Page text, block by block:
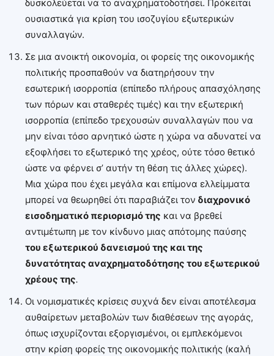
δυσκολεύεται να το αναχρηματοδοτήσει. Πρόκειται
ουσιαστικά για κρίση του ισοζυγίου εξωτερικών
συναλλαγών.
Σε μια ανοικτή οικονομία, οι φορείς της οικονομικής
πολιτικής προσπαθούν να διατηρήσουν την
εσωτερική ισορροπία (επίπεδο πλήρους απασχόλησης
των πόρων και σταθερές τιμές) και την εξωτερική
ισορροπία (επίπεδο τρεχουσών συναλλαγών που να
μην είναι τόσο αρνητικό ώστε η χώρα να αδυνατεί να
εξοφλήσει το εξωτερικό της χρέος, ούτε τόσο θετικό
ώστε να φέρνει σ’ αυτήν τη θέση τις άλλες χώρες).
Μια χώρα που έχει μεγάλα και επίμονα ελλείμματα
μπορεί να θεωρηθεί ότι παραβιάζει τον διαχρονικό
εισοδηματικό περιορισμό της και να βρεθεί
αντιμέτωπη με τον κίνδυνο μιας απότομης παύσης
του εξωτερικού δανεισμού της και της
δυνατότητας αναχρηματοδότησης του εξωτερικού
χρέους της.
Οι νομισματικές κρίσεις συχνά δεν είναι αποτέλεσμα
αυθαίρετων μεταβολών των διαθέσεων της αγοράς,
όπως ισχυρίζονται εξοργισμένοι, οι εμπλεκόμενοι
στην κρίση φορείς της οικονομικής πολιτικής (καλή